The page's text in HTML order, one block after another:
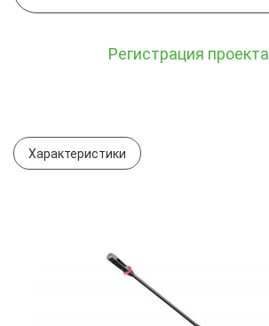
Регистрация проекта
Характеристики